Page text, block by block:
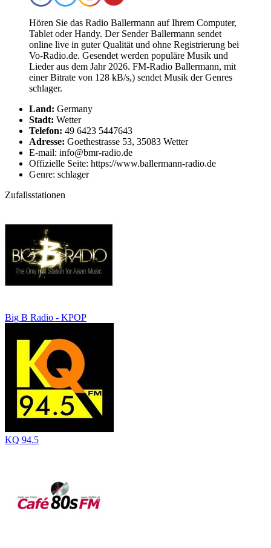
Hören Sie das Radio Ballermann auf Ihrem Computer,
Tablet oder Handy. Der Sender Ballermann sendet
online live in guter Qualität und ohne Registrierung bei
Vo-Radio.de. Gesendet werden populäre Musik und
Lieder aus dem Jahr 2026. FM-Radio Ballermann, mit
einer Bitrate von 128 kB/s,) sendet Musik der Genres
schlager.
Land: Germany
Stadt: Wetter
Telefon: 49 6423 5447643
Adresse: Goethestrasse 53, 35083 Wetter
E-mail: info@bmr-radio.de
Offizielle Seite: https://www.ballermann-radio.de
Genre: schlager
Zufallsstationen
Big B Radio - KPOP
KQ 94.5